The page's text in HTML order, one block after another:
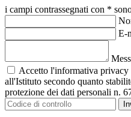
i campi contrassegnati con *
E-
Accetto l'informativa privacy
all'Istituto secondo quanto
protezione dei dati personali n.